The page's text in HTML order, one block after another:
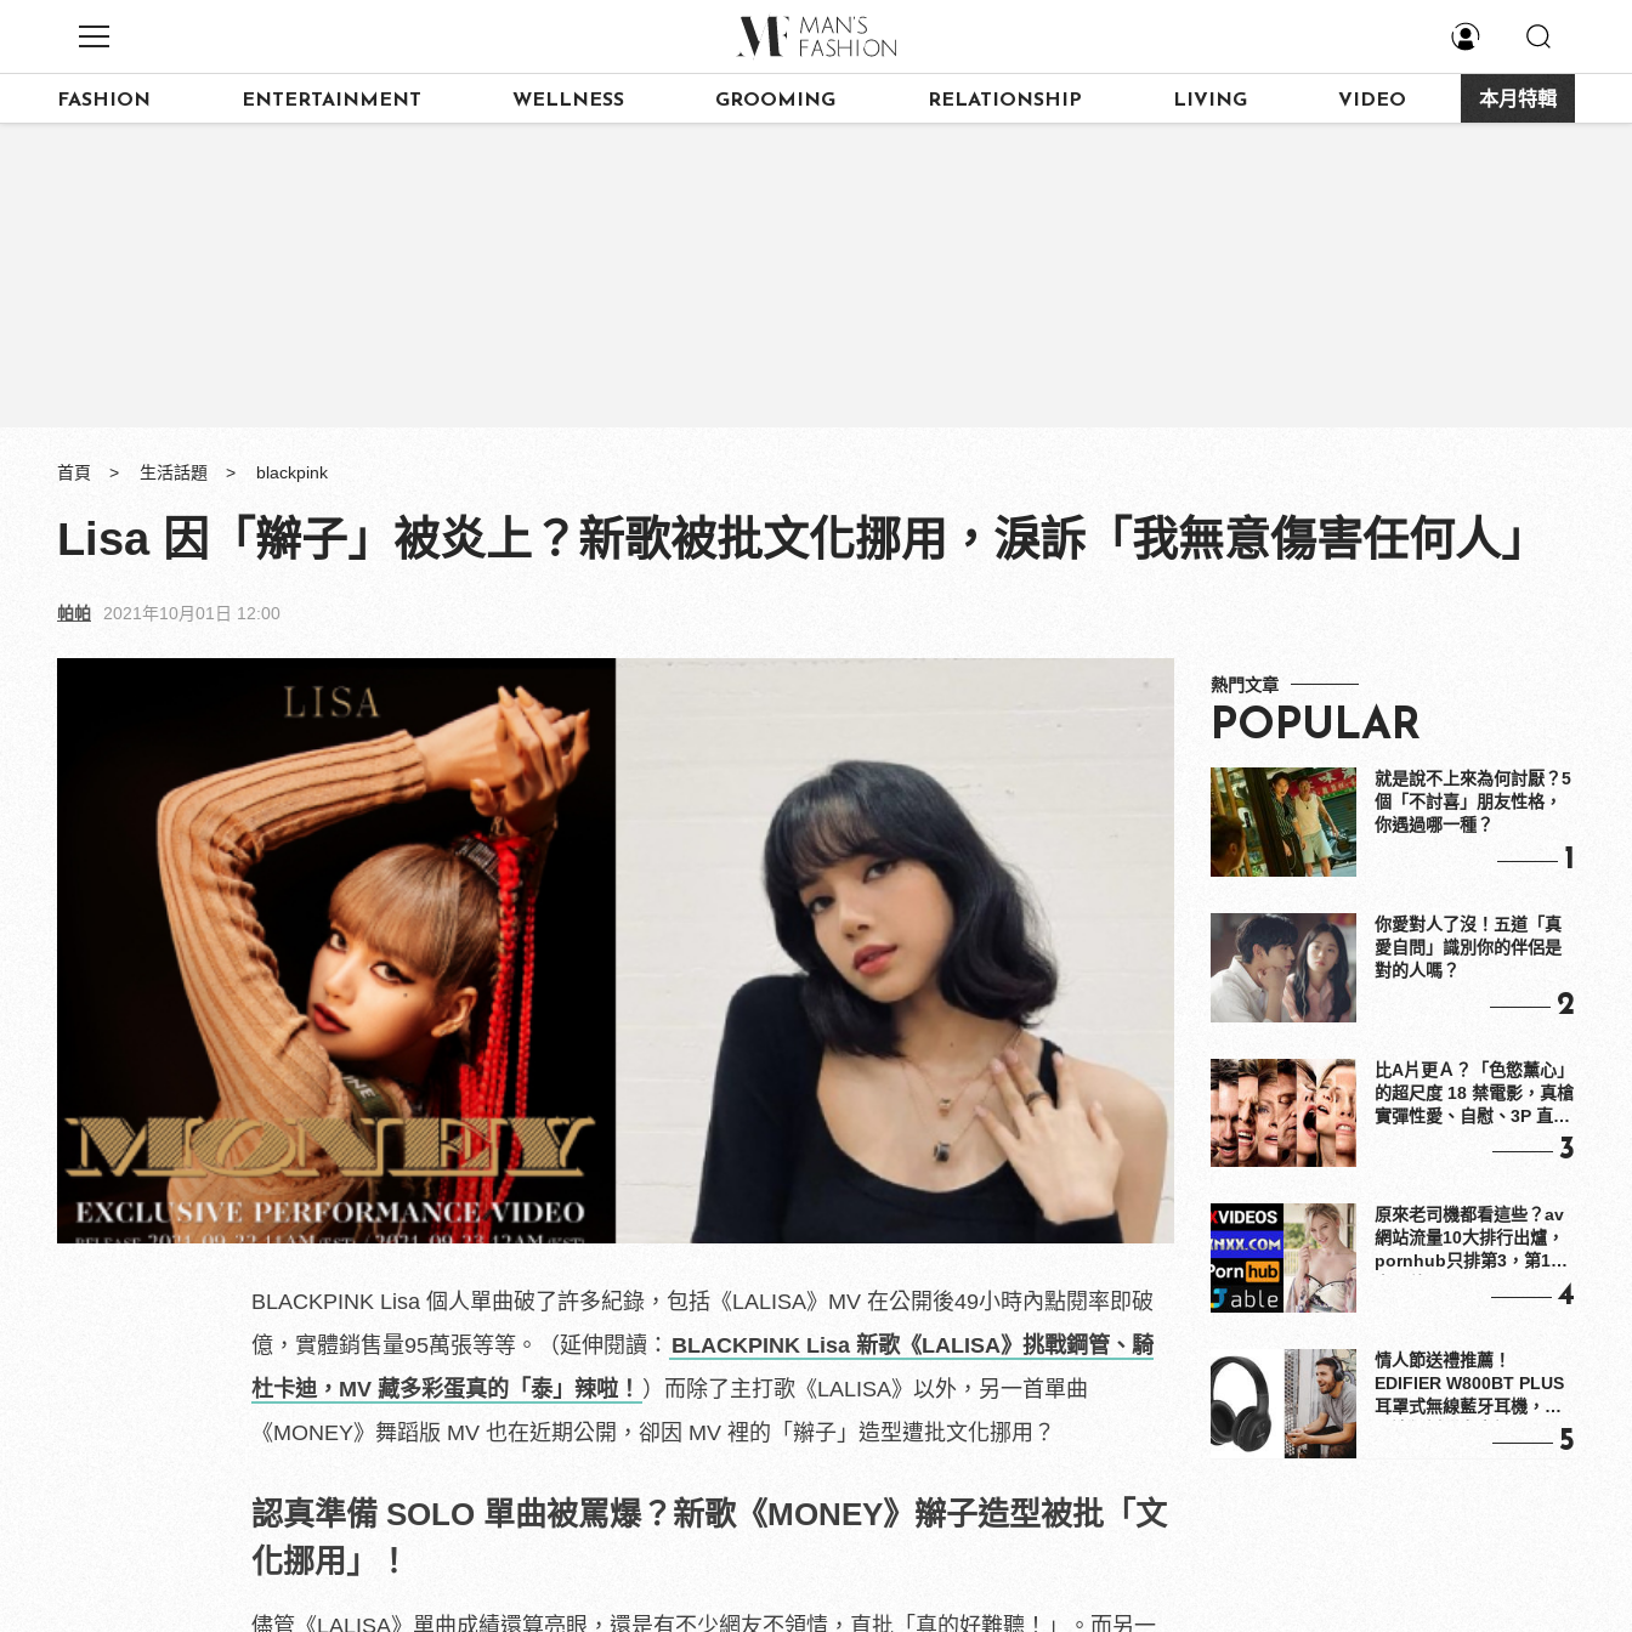
FASHION ENTERTAINMENT WELLNESS GROOMING RELATIONSHIP LIVING VIDEO 本月特輯
首頁 生活話題 blackpink
Lisa 因「辮子」被炎上？新歌被批文化挪用，淚訴「我無意傷害任何人」
帕帕 2021年10月01日 12:00
BLACKPINK Lisa 個人單曲破了許多紀錄，包括《LALISA》MV 在公開後49小時內點閱率即破
億，實體銷售量95萬張等等。（延伸閱讀： BLACKPINK Lisa 新歌《LALISA》挑戰鋼管、騎
杜卡迪，MV 藏多彩蛋真的「泰」辣啦！ ）而除了主打歌《LALISA》以外，另一首單曲
《MONEY》舞蹈版 MV 也在近期公開，卻因 MV 裡的「辮子」造型遭批文化挪用？
認真準備 SOLO 單曲被罵爆？新歌《MONEY》辮子造型被批「文
化挪用」！
儘管《LALISA》單曲成績還算亮眼，還是有不少網友不領情，直批「真的好難聽！」。而另一
熱門文章
POPULAR
就是說不上來為何討厭？5
個「不討喜」朋友性格，
你遇過哪一種？
1
你愛對人了沒！五道「真
愛自問」識別你的伴侶是
對的人嗎？
2
比A片更Ａ？「色慾薰心」
的超尺度 18 禁電影，真槍
實彈性愛、自慰、3P 直接
3
原來老司機都看這些？av
網站流量10大排行出爐，
pornhub只排第3，第1名
4
情人節送禮推薦！
EDIFIER W800BT PLUS
耳罩式無線藍牙耳機，在
5